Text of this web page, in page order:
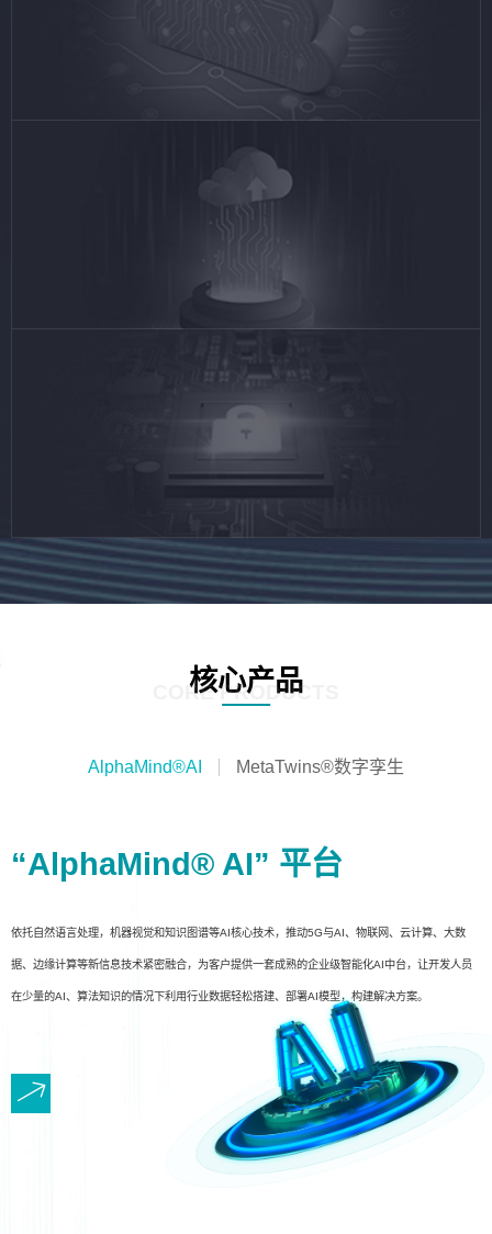
核心产品
CORE PRODUCTS
AlphaMind®AI MetaTwins®数字孪生
“AlphaMind® AI” 平台
依托自然语言处理，机器视觉和知识图谱等AI核心技术，推动5G与AI、物联网、云计算、大数
据、边缘计算等新信息技术紧密融合，为客户提供一套成熟的企业级智能化AI中台，让开发人员
在少量的AI、算法知识的情况下利用行业数据轻松搭建、部署AI模型，构建解决方案。